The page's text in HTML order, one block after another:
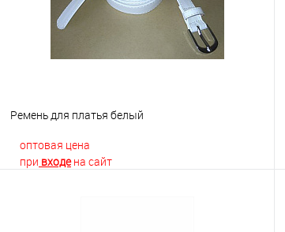
Ремень для платья белый
оптовая цена
при входена сайт